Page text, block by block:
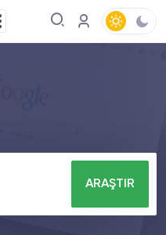
ARAŞTIR